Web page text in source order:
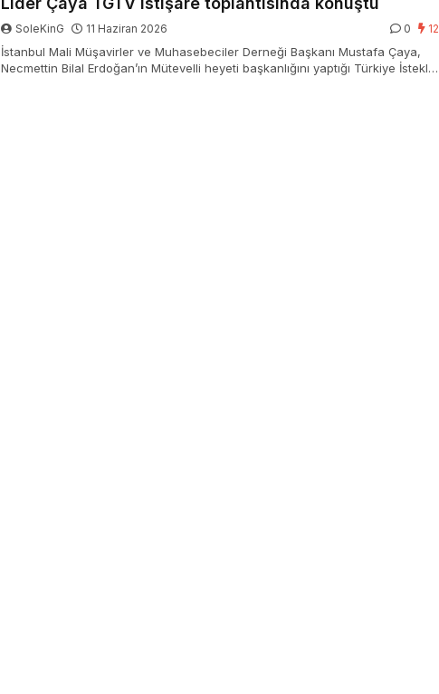
SoleKinG 11 Haziran 2026 0 12
İstanbul Mali Müşavirler ve Muhasebeciler Derneği Başkanı Mustafa Çaya,
Necmettin Bilal Erdoğan’ın Mütevelli heyeti başkanlığını yaptığı Türkiye İstekli